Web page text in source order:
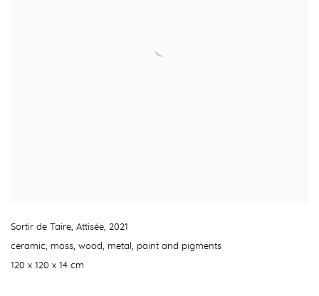
Sortir de Taire, Attisée, 2021
ceramic, moss, wood, metal, paint and pigments
120 x 120 x 14 cm